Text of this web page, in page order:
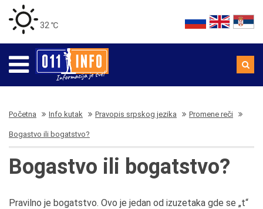
32 ℃
Početna Info kutak Pravopis srpskog jezika Promene reči
Bogastvo ili bogatstvo?
Bogastvo ili bogatstvo?
Pravilno je bogatstvo. Ovo je jedan od izuzetaka gde se „t“